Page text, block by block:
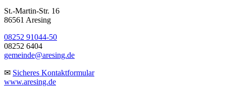
St.-Martin-Str. 16
86561 Aresing
08252 91044-50
08252 6404
gemeinde@aresing.de
✉ Sicheres Kontaktformular
www.aresing.de